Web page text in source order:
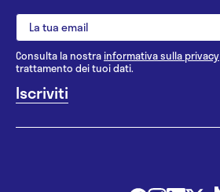
Consulta la nostrainformativa sulla privacy
trattamento dei tuoi dati.